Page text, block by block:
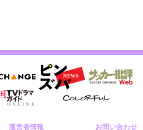
運営者情報 お問い合わせ